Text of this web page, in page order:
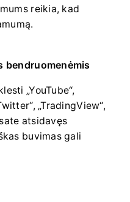
reikia, kad
bendruomenėmis
„YouTube“,
„TradingView“,
atsidavęs
buvimas gali